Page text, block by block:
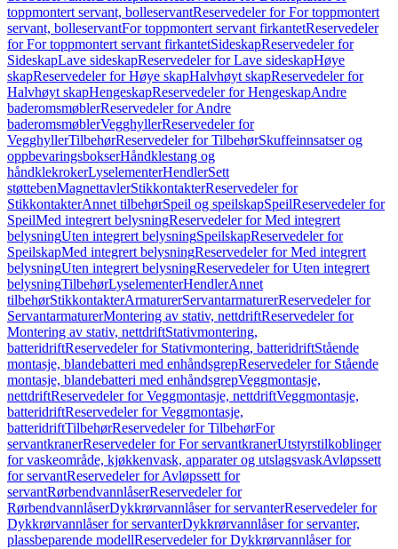
toppmontert servant, bolleservantReservedeler for For toppmontert
servant, bolleservantFor toppmontert servant firkantetReservedeler
for For toppmontert servant firkantetSideskapReservedeler for
SideskapLave sideskapReservedeler for Lave sideskapHøye
skapReservedeler for Høye skapHalvhøyt skapReservedeler for
Halvhøyt skapHengeskapReservedeler for HengeskapAndre
baderomsmøblerReservedeler for Andre
baderomsmøblerVegghyllerReservedeler for
VegghyllerTilbehørReservedeler for TilbehørSkuffeinnsatser og
oppbevaringsbokserHåndklestang og
håndklekrokerLyselementerHendlerSett
støttebenMagnettavlerStikkontakterReservedeler for
StikkontakterAnnet tilbehørSpeil og speilskapSpeilReservedeler for
SpeilMed integrert belysningReservedeler for Med integrert
belysningUten integrert belysningSpeilskapReservedeler for
SpeilskapMed integrert belysningReservedeler for Med integrert
belysningUten integrert belysningReservedeler for Uten integrert
belysningTilbehørLyselementerHendlerAnnet
tilbehørStikkontakterArmaturerServantarmaturerReservedeler for
ServantarmaturerMontering av stativ, nettdriftReservedeler for
Montering av stativ, nettdriftStativmontering,
batteridriftReservedeler for Stativmontering, batteridriftStående
montasje, blandebatteri med enhåndsgrepReservedeler for Stående
montasje, blandebatteri med enhåndsgrepVeggmontasje,
nettdriftReservedeler for Veggmontasje, nettdriftVeggmontasje,
batteridriftReservedeler for Veggmontasje,
batteridriftTilbehørReservedeler for TilbehørFor
servantkranerReservedeler for For servantkranerUtstyrstilkoblinger
for vaskeområde, kjøkkenvask, apparater og utslagsvaskAvløpssett
for servantReservedeler for Avløpssett for
servantRørbendvannlåserReservedeler for
RørbendvannlåserDykkrørvannlåser for servanterReservedeler for
Dykkrørvannlåser for servanterDykkrørvannlåser for servanter,
plassbeparende modellReservedeler for Dykkrørvannlåser for